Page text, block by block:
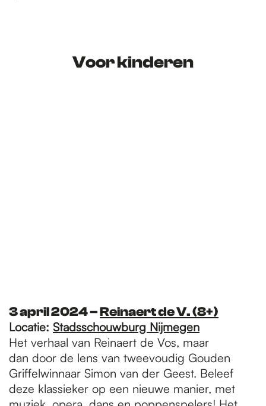
Voor kinderen
3 april 2024–Reinaert de V. (8+)
Locatie: Stadsschouwburg Nijmegen
Het verhaal van Reinaert de Vos, maar
dan door de lens van tweevoudig Gouden
Griffelwinnaar Simon van der Geest. Beleef
deze klassieker op een nieuwe manier, met